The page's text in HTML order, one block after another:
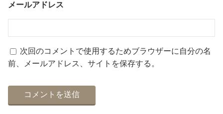
メールアドレス
次回のコメントで使用するためブラウザーに自分の名
前、メールアドレス、サイトを保存する。